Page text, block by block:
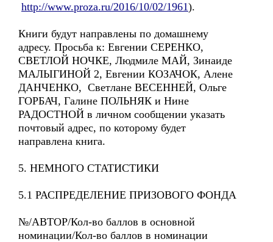
http://www.proza.ru/2016/10/02/1961).
Книги будут направлены по домашнему
адресу. Просьба к: Евгении СЕРЕНКО,
СВЕТЛОЙ НОЧКЕ, Людмиле МАЙ, Зинаиде
МАЛЫГИНОЙ 2, Евгении КОЗАЧОК, Алене
ДАНЧЕНКО, Светлане ВЕСЕННЕЙ, Ольге
ГОРБАЧ, Галине ПОЛЬНЯК и Нине
РАДОСТНОЙ в личном сообщении указать
почтовый адрес, по которому будет
направлена книга.
5. НЕМНОГО СТАТИСТИКИ
5.1 РАСПРЕДЕЛЕНИЕ ПРИЗОВОГО ФОНДА
№/АВТОР/Кол-во баллов в основной
номинации/Кол-во баллов в номинации